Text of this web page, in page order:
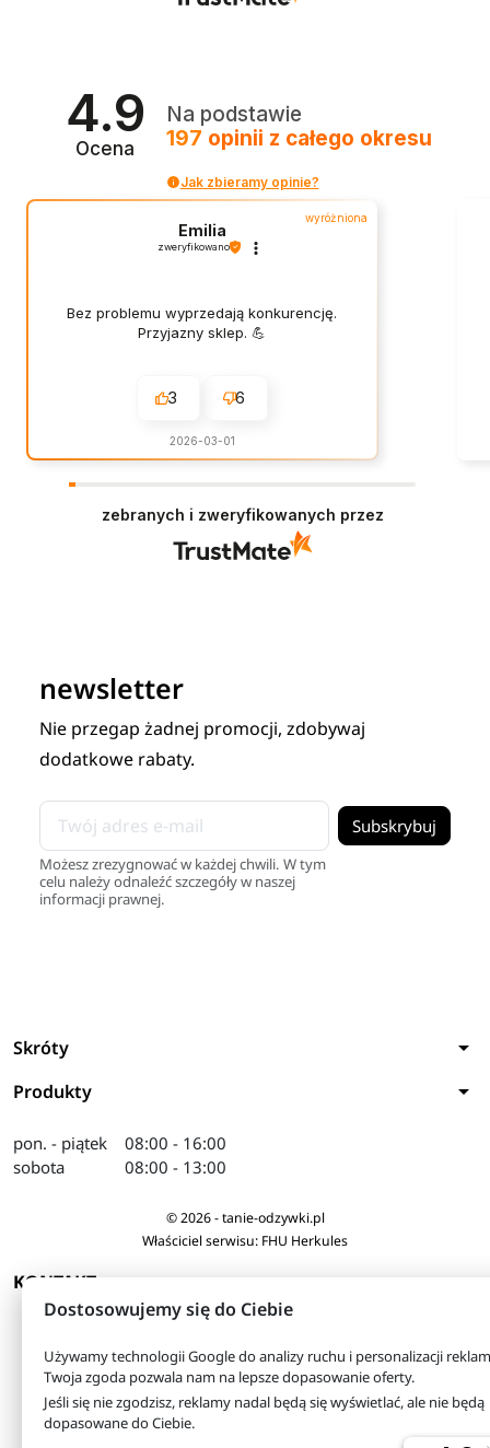
4.9
Ocena
Na podstawie
197 opinii z całego okresu
Jak zbieramy opinie?
wyróżniona
Emilia
zweryfikowano
Bez problemu wyprzedają konkurencję.
Przyjazny sklep. 💪
3 6
2026-03-01
zebranych i zweryfikowanych przez
newsletter
Nie przegap żadnej promocji, zdobywaj
dodatkowe rabaty.
Możesz zrezygnować w każdej chwili. W tym
celu należy odnaleźć szczegóły w naszej
informacji prawnej.
Skróty arrow_drop_down
Produkty arrow_drop_down
pon. - piątek
sobota
08:00 - 16:00
08:00 - 13:00
© 2026 - tanie-odzywki.pl
Właściciel serwisu: FHU Herkules
KONTAKT
Dostosowujemy się do Ciebie
Używamy technologii Google do analizy ruchu i personalizacji
Twoja zgoda pozwala nam na lepsze dopasowanie oferty.
Jeśli się nie zgodzisz, reklamy nadal będą się wyświetlać, ale nie będą
dopasowane do Ciebie.